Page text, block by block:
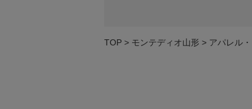
TOP モンテディオ山形 アパレル